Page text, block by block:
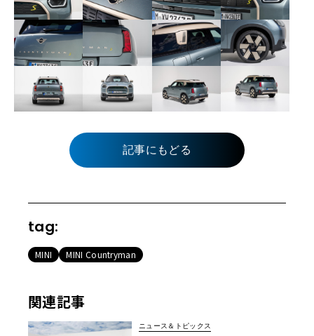
記事にもどる
tag:
MINI MINI Countryman
関連記事
ニュース＆トピックス